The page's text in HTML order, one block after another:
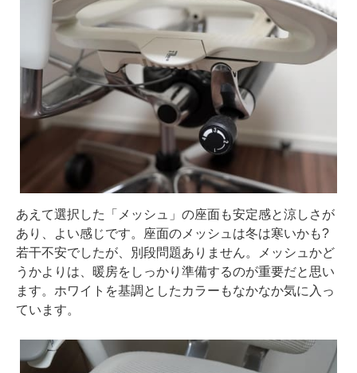
あえて選択した「メッシュ」の座面も安定感と涼しさが
あり、よい感じです。座面のメッシュは冬は寒いかも?
若干不安でしたが、別段問題ありません。メッシュかど
うかよりは、暖房をしっかり準備するのが重要だと思い
ます。ホワイトを基調としたカラーもなかなか気に入っ
ています。